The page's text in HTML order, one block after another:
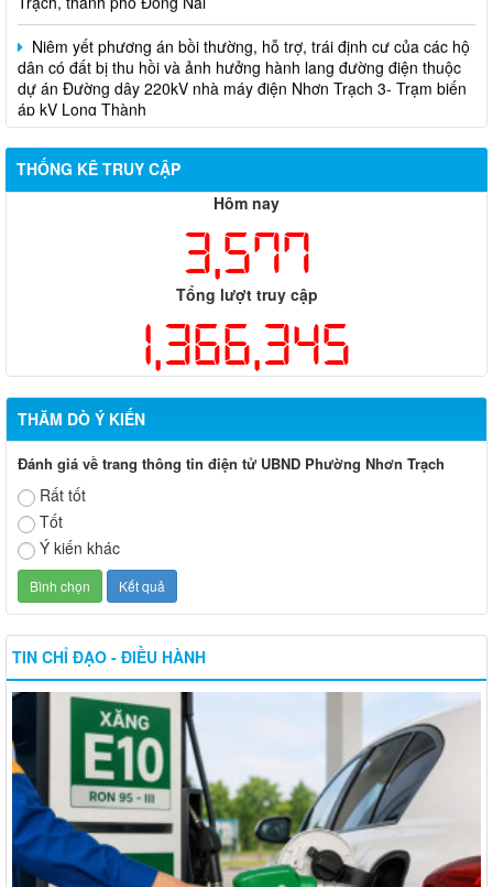
Niêm yết phương án bồi thường, hỗ trợ, trái định cư của các hộ
dân có đất bị thu hồi và ảnh hưởng hành lang đường điện thuộc
dự án Đường dây 220kV nhà máy điện Nhơn Trạch 3- Trạm biến
áp kV Long Thành
Biên bản về việc niêm yết phương án bồi thường, hỗ trợ, tái
đường 25B cũ đoạn từ Trung tâm huyện Nhơn Trạch ra Quốc lộ
51, huyện Long Thành và huyện Nhơn Trạch
THỐNG KÊ TRUY CẬP
Hôm nay
3,577
Tổng lượt truy cập
1,366,345
THĂM DÒ Ý KIẾN
Đánh giá về trang thông tin điện tử UBND Phường Nhơn Trạch
Rất tốt
Tốt
Ý kiến khác
TIN CHỈ ĐẠO - ĐIỀU HÀNH